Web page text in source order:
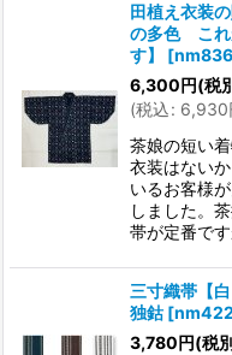
田植え衣装
の多色 これ
す】
[
6,300円(税
(税込: 6,930
茶娘の短い
衣装はない
いるお客様
しました。
帯が定番で
三寸織帯【
独鈷 [
3,780円(税